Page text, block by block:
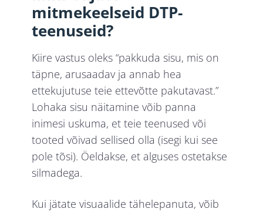
mitmekeelseid DTP-
teenuseid?
Kiire vastus oleks “pakkuda sisu, mis on
täpne, arusaadav ja annab hea
ettekujutuse teie ettevõtte pakutavast.”
Lohaka sisu näitamine võib panna
inimesi uskuma, et teie teenused või
tooted võivad sellised olla (isegi kui see
pole tõsi). Öeldakse, et alguses ostetakse
silmadega.
Kui jätate visuaalide tähelepanuta, võib